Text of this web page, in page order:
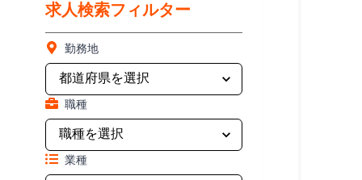
求人検索フィルター
勤務地
職種
業種